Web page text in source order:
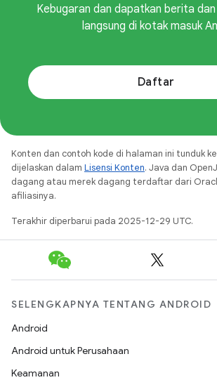
Kebugaran dan dapatkan berita
langsung di kotak masuk
Daftar
Konten dan contoh kode di halaman ini tunduk
dijelaskan dalam Lisensi Konten. Java dan
dagang atau merek dagang terdaftar dari
afiliasinya.
Terakhir diperbarui pada 2025-12-29 UTC.
SELENGKAPNYA TENTANG ANDROID
Android
Android untuk Perusahaan
Keamanan